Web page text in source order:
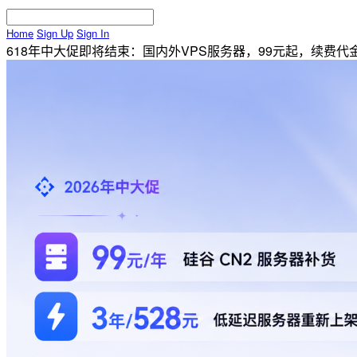
Home Sign Up Sign In
618年中大促即将结束：国内外VPS服务器，99元起，续费代